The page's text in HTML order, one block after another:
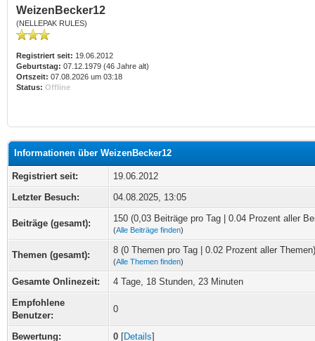
WeizenBecker12
(NELLEPAK RULES)
Registriert seit: 19.06.2012
Geburtstag: 07.12.1979 (46 Jahre alt)
Ortszeit: 07.08.2026 um 03:18
Status: Offline
Informationen über WeizenBecker12
Registriert seit:
19.06.2012
Letzter Besuch:
04.08.2025, 13:05
Beiträge (gesamt): 150 (0,03 Beiträge pro Tag | 0.04 Prozent aller
(Alle Beiträge finden)
Themen (gesamt): 8 (0 Themen pro Tag | 0.02 Prozent aller Themen)
(Alle Themen finden)
Gesamte Onlinezeit:
4 Tage, 18 Stunden, 23 Minuten
Empfohlene
Benutzer:
0
Bewertung: 0 [Details]